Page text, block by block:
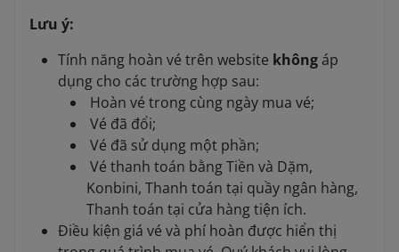
Lưu ý:
Tính năng hoàn vé trên website khôngáp
dụng cho các trường hợp sau:
Hoàn vé trong cùng ngày mua vé;
Vé đã đổi;
Vé đã sử dụng một phần;
Vé thanh toán bằng Tiền và Dặm,
Konbini, Thanh toán tại quầy ngân hàng,
Thanh toán tại cửa hàng tiện ích.
Điều kiện giá vé và phí hoàn được hiển thị